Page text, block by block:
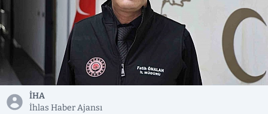
İHA
İhlas Haber Ajansı